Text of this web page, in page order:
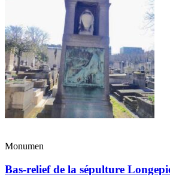
Monumen
Bas-relief de la sépulture